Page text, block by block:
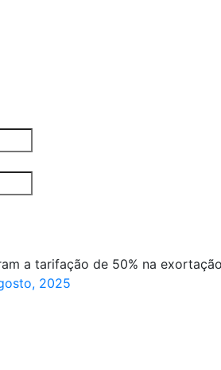
a tarifação de 50% na
2025